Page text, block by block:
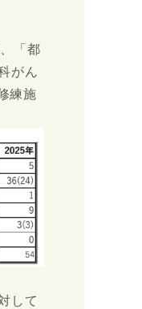
「都
がん
練施
して